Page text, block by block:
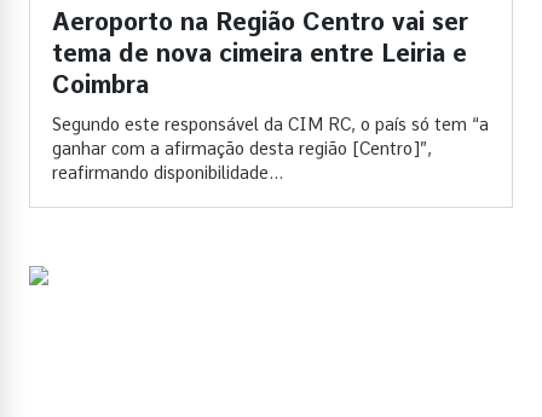
Aeroporto na Região Centro vai ser
tema de nova cimeira entre Leiria e
Coimbra
Segundo este responsável da CIM RC, o país só tem “a
ganhar com a afirmação desta região [Centro]”,
reafirmando disponibilidade...